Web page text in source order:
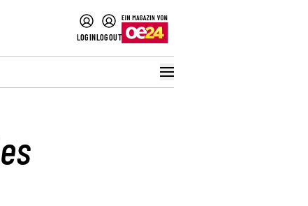
LOGINLOGOUT